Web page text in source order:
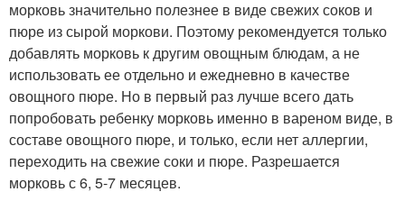
морковь значительно полезнее в виде свежих соков и
пюре из сырой моркови. Поэтому рекомендуется только
добавлять морковь к другим овощным блюдам, а не
использовать ее отдельно и ежедневно в качестве
овощного пюре. Но в первый раз лучше всего дать
попробовать ребенку морковь именно в вареном виде, в
составе овощного пюре, и только, если нет аллергии,
переходить на свежие соки и пюре. Разрешается
морковь с 6, 5-7 месяцев.